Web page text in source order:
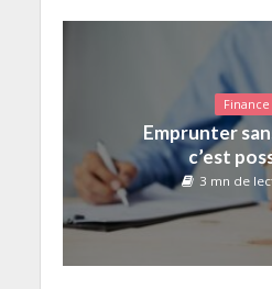
Finance
Emprunter
c’est
3 mn de